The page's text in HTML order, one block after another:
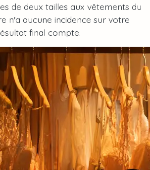
de deux tailles aux vêtements du
n'a aucune incidence sur votre
final compte.